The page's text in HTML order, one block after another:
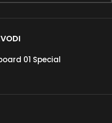
01 Special